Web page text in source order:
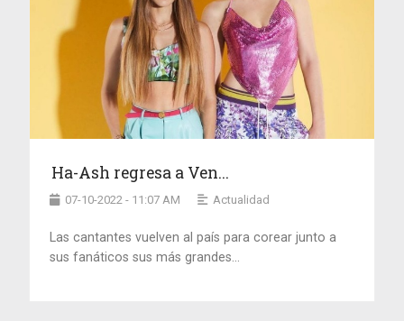
Ha-Ash regresa a Ven...
07-10-2022 - 11:07 AM Actualidad
Las cantantes vuelven al país para corear junto a
sus fanáticos sus más grandes...